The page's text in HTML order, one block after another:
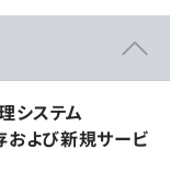
システム
および新規サービ